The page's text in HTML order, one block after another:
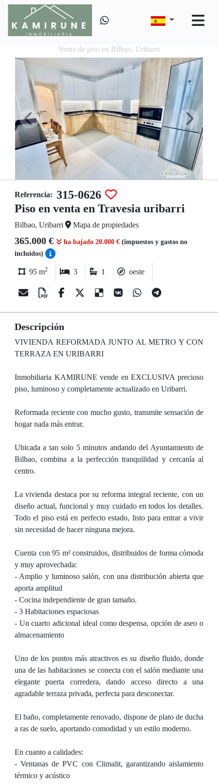
Venta de piso en Bilbao, Uribarri
Referencia: 315-0626
Piso en venta en Travesia uribarri
Bilbao, Uribarri Mapa de propiedades
365.000 € ha bajado 20.000 € (impuestos y gastos no
incluídos)
95 m2 3 1 oeste
Descripción
VIVIENDA REFORMADA JUNTO AL METRO Y CON
TERRAZA EN URIBARRI
Inmobiliaria KAMIRUNE vende en EXCLUSIVA precioso
piso, luminoso y completamente actualizado en Uribarri.
Reformada reciente con mucho gusto, transmite sensación de
hogar nada más entrar.
Ubicada a tan solo 5 minutos andando del Ayuntamiento de
Bilbao, combina a la perfección tranquilidad y cercanía al
centro.
La vivienda destaca por su reforma integral reciente, con un
diseño actual, funcional y muy cuidado en todos los detalles.
Todo el piso está en perfecto estado, listo para entrar a vivir
sin necesidad de hacer ninguna mejora.
Cuenta con 95 m² construidos, distribuidos de forma cómoda
y muy aprovechada:
- Amplio y luminoso salón, con una distribución abierta que
aporta amplitud
- Cocina independiente de gran tamaño.
- 3 Habitaciones espaciosas
- Un cuarto adicional ideal como despensa, opción de aseo o
almacenamiento
Uno de los puntos más atractivos es su diseño fluido, donde
una de las habitaciones se conecta con el salón mediante una
elegante puerta corredera, dando acceso directo a una
agradable terraza privada, perfecta para desconectar.
El baño, completamente renovado, dispone de plato de ducha
a ras de suelo, aportando comodidad y un estilo moderno.
En cuanto a calidades:
- Ventanas de PVC con Climalit, garantizando aislamiento
térmico y acústico